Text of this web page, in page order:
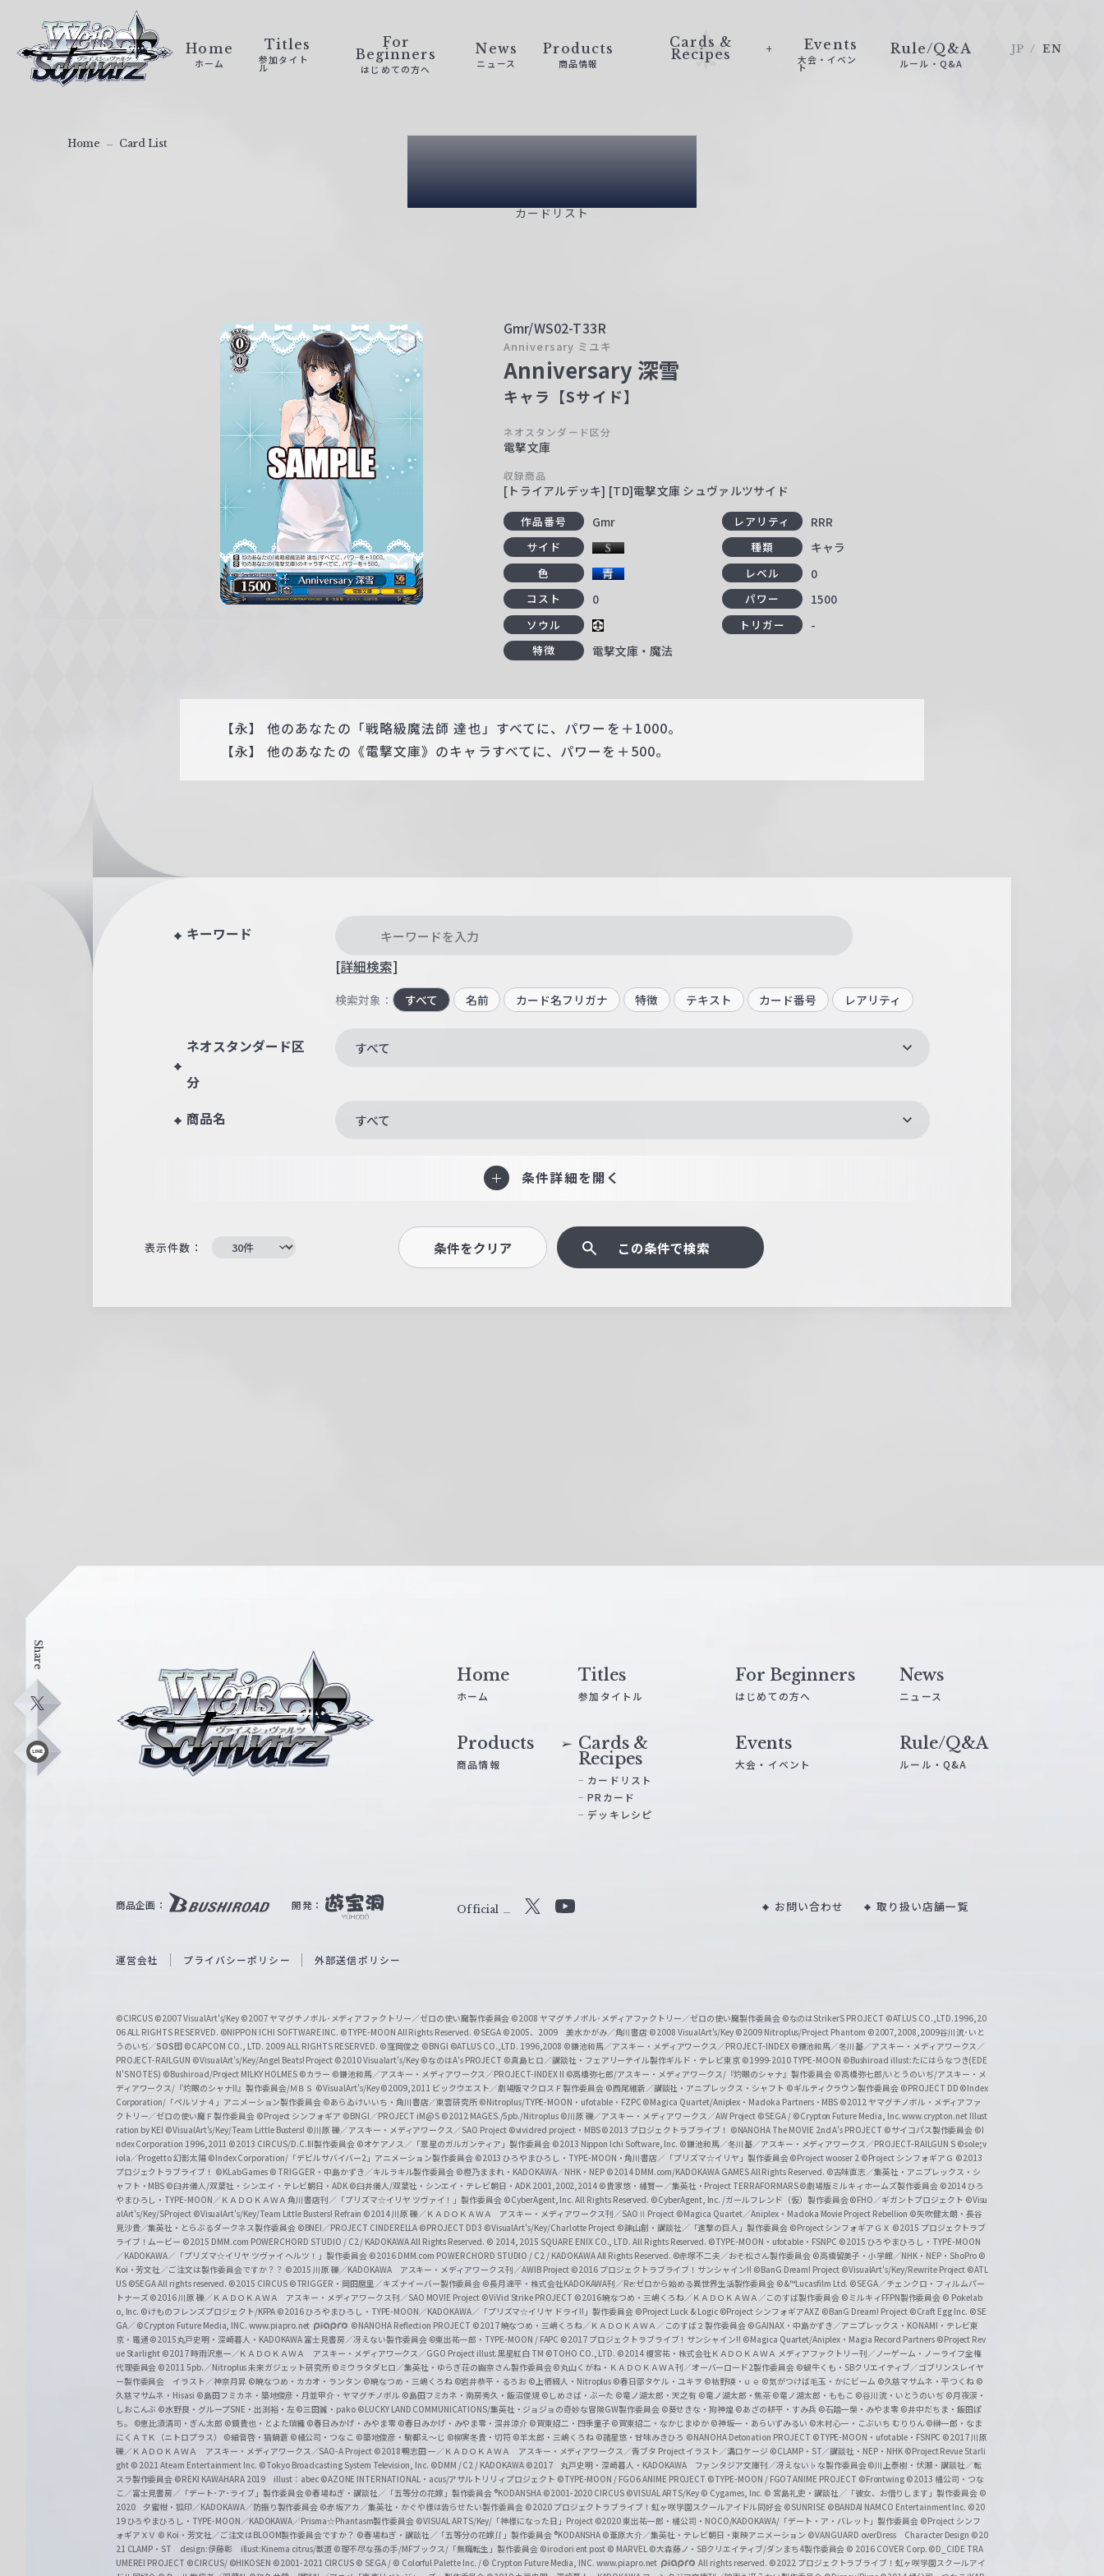
ァ
Home
ホーム
Titles
参加タイト
ル
For
Beginners
はじめての方へ
News
ニュース
Products
商品情報
Cards &
Recipes
Events
大会・イベン
ト
Rule/Q&A
ルール・Q&A
JP EN
Card List
カードリスト
Home Card List
Gmr/WS02-T33R
Anniversary ミユキ
Anniversary 深雪
キャラ【Sサイド】
ネオスタンダード区分
電撃文庫
収録商品
[トライアルデッキ] [TD]電撃文庫 シュヴァルツサイド
作品番号 Gmr レアリティ RRR
サイド 種類 キャラ
色 レベル 0
コスト 0 パワー 1500
ソウル トリガー -
特徴 電撃文庫・魔法
【永】 他のあなたの「戦略級魔法師 達也」すべてに、パワーを＋1000。
【永】 他のあなたの《電撃文庫》のキャラすべてに、パワーを＋500。
キーワード
[詳細検索]
検索対象： すべて 名前 カード名フリガナ 特徴 テキスト カード番号 レアリティ
ネオスタンダード区
分
すべて
商品名 すべて
条件詳細を開く
表示件数： 条件をクリア この条件で検索
Share
X
L
ス
W
i
c
h
w
a
r
z
Home
ホーム
Titles
参加タイトル
For Beginners
はじめての方へ
News
ニュース
Products
商品情報
Cards &
Recipes
カードリスト
PRカード
デッキレシピ
Events
大会・イベント
Rule/Q&A
ルール・Q&A
商品企画： 開発： Official
b
e
O
f
f
i
c
i
a
l
C
h
a
n
n
e
l
お問い合わせ 取り扱い店舗一覧
運営会社 プライバシーポリシー 外部送信ポリシー
©CIRCUS ©2007 VisualArt's/Key ©2007 ヤマグチノボル･メディアファクトリー／ゼロの使い魔製作委員会 ©2008 ヤマグチノボル･メディアファクトリー／ゼロの使い魔製作委員会 ©なのはStrikerS PROJECT ©ATLUS CO.,LTD.1996,20
06 ALL RIGHTS RESERVED. ©NIPPON ICHI SOFTWARE INC. ©TYPE-MOON All Rights Reserved. ©SEGA ©2005、2009 美水かがみ／角川書店 ©2008 VisualArt's/Key ©2009 Nitroplus/Project Phantom ©2007,2008,2009谷川流･いと
うのいぢ／SOS団 ©CAPCOM CO., LTD. 2009 ALL RIGHTS RESERVED. ©窪岡俊之 ©BNGI ©ATLUS CO.,LTD. 1996,2008 ©鎌池和馬／アスキー・メディアワークス／PROJECT-INDEX ©鎌池和馬／冬川基／アスキー・メディアワークス／
PROJECT-RAILGUN ©VisualArt's/Key/Angel Beats! Project ©2010 Visualart's/Key ©なのはA's PROJECT ©真島ヒロ／講談社・フェアリーテイル製作ギルド・テレビ東京 ©1999-2010 TYPE-MOON ©Bushiroad illust:たにはらなつき(EDE
N'S NOTES) ©Bushiroad/Project MILKY HOLMES ©カラー ©鎌池和馬／アスキー・メディアワークス／PROJECT-INDEX II ©高橋弥七郎/アスキー・メディアワークス/『灼眼のシャナ』製作委員会 ©高橋弥七郎/いとうのいぢ/アスキー・メ
ディアワークス/『灼眼のシャナII』製作委員会/ＭＢＳ ©VisualArt's/Key©2009,2011 ビックウエスト／劇場版マクロスＦ製作委員会 ©西尾維新／講談社・アニプレックス・シャフト ©ギルティクラウン製作委員会 ©PROJECT DD ©Index
Corporation/「ペルソナ４」アニメーション製作委員会 ©あらゐけいいち・角川書店／東雲研究所 ©Nitroplus/TYPE-MOON・ufotable・FZPC ©Magica Quartet/Aniplex・Madoka Partners・MBS ©2012 ヤマグチノボル・メディアファ
クトリー／ゼロの使い魔Ｆ製作委員会 ©Project シンフォギア ©BNGI／PROJECT iM@S ©2012 MAGES./5pb./Nitroplus ©川原 礫／アスキー・メディアワークス／AW Project ©SEGA / ©Crypton Future Media, Inc. www.crypton.net Illust
ration by KEI ©VisualArt's/Key/Team Little Busters! ©川原 礫／アスキー・メディアワークス／SAO Project ©vividred project・MBS ©2013 プロジェクトラブライブ！ ©NANOHA The MOVIE 2nd A's PROJECT ©サイコパス製作委員会 ©I
ndex Corporation 1996,2011 ©2013 CIRCUS/D.C.III製作委員会 ©オケアノス／「翠星のガルガンティア」製作委員会 ©2013 Nippon Ichi Software, Inc. ©鎌池和馬／冬川基／アスキー・メディアワークス／PROJECT-RAILGUN S ©sole;v
iola／Progetto 幻影太陽 ©Index Corporation/「デビルサバイバー2」アニメーション製作委員会 ©2013 ひろやまひろし・TYPE-MOON・角川書店／「プリズマ☆イリヤ」製作委員会©Project wooser 2 ©Project シンフォギアＧ ©2013
プロジェクトラブライブ！ ©KLabGames © TRIGGER・中島かずき／キルラキル製作委員会 ©橙乃ままれ・KADOKAWA／NHK・NEP ©2014 DMM.com/KADOKAWA GAMES All Rights Reserved. ©古味直志／集英社・アニプレックス・シ
ャフト・MBS ©臼井儀人/双葉社・シンエイ・テレビ朝日・ADK ©臼井儀人/双葉社・シンエイ・テレビ朝日・ADK 2001,2002,2014 ©貴家悠・橘賢一／集英社・Project TERRAFORMARS©劇場版ミルキィホームズ製作委員会 ©2014 ひろ
やまひろし・TYPE-MOON／ＫＡＤＯＫＡＷＡ 角川書店刊／「プリズマ☆イリヤ ツヴァイ！」製作委員会 ©CyberAgent, Inc. All Rights Reserved. ©CyberAgent, Inc. /ガールフレンド（仮）製作委員会©FHO／ギガントプロジェクト ©Visu
alArt's/Key/SProject ©VisualArt's/Key/Team Little Busters! Refrain ©2014 川原 礫／ＫＡＤＯＫＡＷＡ アスキー・メディアワークス刊／SAOⅡ Project ©Magica Quartet／Aniplex・Madoka Movie Project Rebellion ©矢吹健太朗・長谷
見沙貴／集英社・とらぶるダークネス製作委員会 ©BNEI／PROJECT CINDERELLA ©PROJECT DD3 ©VisualArt's/Key/Charlotte Project ©諫山創・講談社／「進撃の巨人」製作委員会 ©Project シンフォギアＧＸ ©2015 プロジェクトラブ
ライブ！ムービー ©2015 DMM.com POWERCHORD STUDIO / C2 / KADOKAWA All Rights Reserved. © 2014, 2015 SQUARE ENIX CO., LTD. All Rights Reserved. ©TYPE-MOON・ufotable・FSNPC ©2015 ひろやまひろし・TYPE-MOON
／KADOKAWA／「プリズマ☆イリヤ ツヴァイ ヘルツ！」製作委員会 ©2016 DMM.com POWERCHORD STUDIO / C2 / KADOKAWA All Rights Reserved. ©赤塚不二夫／おそ松さん製作委員会 ©高橋留美子・小学館／NHK・NEP・ShoPro ©
Koi・芳文社／ご注文は製作委員会ですか？？ ©2015 川原 礫／KADOKAWA アスキー・メディアワークス刊／AWIB Project ©2016 プロジェクトラブライブ！サンシャイン!! ©BanG Dream! Project ©VisualArt's/Key/Rewrite Project ©ATL
US ©SEGA All rights reserved. ©2015 CIRCUS ©TRIGGER・岡田麿里／キズナイーバー製作委員会 ©長月達平・株式会社KADOKAWA刊／Re:ゼロから始める異世界生活製作委員会 ©&™Lucasfilm Ltd. ©SEGA／チェンクロ・フィルムパー
トナーズ©2016 川原 礫／ＫＡＤＯＫＡＷＡ アスキー・メディアワークス刊／SAO MOVIE Project ©ViVid Strike PROJECT ©2016 暁なつめ・三嶋くろね／ＫＡＤＯＫＡＷＡ／このすば製作委員会 ©ミルキィFFPN製作委員会 © Pokelab
o, Inc. ©けものフレンズプロジェクト/KFPA ©2016 ひろやまひろし・TYPE-MOON／KADOKAWA／「プリズマ☆イリヤ ドライ!!」製作委員会 ©Project Luck & Logic ©Project シンフォギアAXZ ©BanG Dream! Project ©Craft Egg Inc. ©SE
GA／ ©Crypton Future Media, INC. www.piapro.net
©NANOHA Reflection PROJECT ©2017 暁なつめ・三嶋くろね／ＫＡＤＯＫＡＷＡ／このすば２製作委員会 ©GAINAX・中島かずき／アニプレックス・KONAMI・テレビ東
京・電通 ©2015丸戸史明・深崎暮人・KADOKAWA 富士見書房／冴えない製作委員会 ©東出祐一郎・TYPE-MOON / FAPC ©2017 プロジェクトラブライブ！サンシャイン!! ©Magica Quartet/Aniplex・Magia Record Partners ©Project Rev
ue Starlight ©2017 時雨沢恵一／ＫＡＤＯＫＡＷＡ アスキー・メディアワークス／GGO Project illust.黒星紅白 TM ©TOHO CO., LTD. ©2014 榎宮祐・株式会社ＫＡＤＯＫＡＷＡ メディアファクトリー刊／ノーゲーム・ノーライフ全権
代理委員会 ©2011 5pb.／Nitroplus 未来ガジェット研究所 ©ミウラタダヒロ／集英社・ゆらぎ荘の幽奈さん製作委員会©丸山くがね・ＫＡＤＯＫＡＷＡ刊／オーバーロード2製作委員会 ©蝸牛くも・SBクリエイティブ／ゴブリンスレイヤ
ー製作委員会 イラスト／神奈月昇 ©暁なつめ・カカオ・ランタン ©暁なつめ・三嶋くろね ©岩井恭平・るろお ©上栖綴人・Nitroplus ©春日部タケル・ユキヲ ©枯野瑛・ｕｅ ©気がつけば毛玉・かにビーム ©久慈マサムネ・平つくね ©
久慈マサムネ・Hisasi ©島田フミカネ・築地俊彦・月並甲介・ヤマグチノボル ©島田フミカネ・南房秀久・飯沼俊規 ©しめさば・ぶーた ©竜ノ湖太郎・天之有 ©竜ノ湖太郎・焦茶 ©竜ノ湖太郎・ももこ ©谷川流・いとうのいぢ ©月夜涙・
しおこんぶ ©水野良・グループSNE・出渕裕・左 ©三田誠・pako ©LUCKY LAND COMMUNICATIONS/集英社・ジョジョの奇妙な冒険GW製作委員会 ©葵せきな・狗神煌 ©あざの耕平・すみ兵 ©石踏一榮・みやま零 ©井中だちま・飯田ぽ
ち。
©恵比須清司・ぎん太郎 ©鏡貴也・とよた瑣織 ©春日みかげ・みやま零 ©春日みかげ・みやま零・深井涼介 ©賀東招二・四季童子 ©賀東招二・なかじまゆか ©神坂一・あらいずみるい ©木村心一・こぶいち むりりん ©榊一郎・なま
にくＡＴＫ（ニトロプラス） ©細音啓・猫鍋蒼 ©橘公司・つなこ ©築地俊彦・駒都え～じ ©柳実冬貴・切符 ©羊太郎・三嶋くろね ©諸星悠・甘味みきひろ ©NANOHA Detonation PROJECT ©TYPE-MOON・ufotable・FSNPC ©2017 川原
礫／ＫＡＤＯＫＡＷＡ アスキー・メディアワークス／SAO-A Project ©2018 鴨志田 一／ＫＡＤＯＫＡＷＡ アスキー・メディアワークス／青ブタ Project イラスト／溝口ケージ ©CLAMP・ST／講談社・NEP・NHK ©Project Revue Starli
ght © 2021 Ateam Entertainment Inc. ©Tokyo Broadcasting System Television, Inc. ©DMM / C2 / KADOKAWA ©2017 丸戸史明・深崎暮人・KADOKAWA ファンタジア文庫刊／冴えない♭な製作委員会©川上泰樹・伏瀬・講談社／転
スラ製作委員会 ©REKI KAWAHARA 2019 illust：abec ©AZONE INTERNATIONAL・acus/アサルトリリィプロジェクト ©TYPE-MOON / FGO6 ANIME PROJECT ©TYPE-MOON / FGO7 ANIME PROJECT ©Frontwing ©2013 橘公司・つな
こ／富士見書房／「デート･ア･ライブ」製作委員会©春場ねぎ・講談社／「五等分の花嫁」製作委員会 ®KODANSHA ©2001-2020 CIRCUS ©VISUAL ARTS/Key © Cygames, Inc. © 宮島礼吏・講談社／「彼女、お借りします」製作委員会 ©
2020 夕蜜柑・狐印／KADOKAWA／防振り製作委員会 ©赤坂アカ／集英社・かぐや様は告らせたい製作委員会 ©2020 プロジェクトラブライブ！虹ヶ咲学園スクールアイドル同好会 ©SUNRISE ©BANDAI NAMCO Entertainment Inc. ©20
19 ひろやまひろし・TYPE-MOON／KADOKAWA／Prisma☆Phantasm製作委員会 ©VISUAL ARTS/Key/「神様になった日」Project ©2020 東出祐一郎・橘公司・NOCO/KADOKAWA/「デート・ア・バレット」製作委員会 ©Project シンフ
ォギアＸＶ © Koi・芳文社／ご注文はBLOOM製作委員会ですか？ ©春場ねぎ・講談社／「五等分の花嫁∬」製作委員会 ®KODANSHA ©葦原大介／集英社・テレビ朝日・東映アニメーション ©VANGUARD overDress Character Design ©20
21 CLAMP・ST design:伊藤彰 illust:Kinema citrus/獣道 ©理不尽な孫の手/MFブックス/「無職転生」製作委員会 ©irodori ent post © MARVEL ©大森藤ノ・SBクリエイティブ/ダンまち4製作委員会 © 2016 COVER Corp. ©D_CIDE TRA
UMEREI PROJECT ©CIRCUS/ ©HIKOSEN ©2001-2021 CIRCUS © SEGA / © Colorful Palette Inc. / © Crypton Future Media, INC. www.piapro.net All rights reserved. ©2022 プロジェクトラブライブ！虹ヶ咲学園スクールアイ